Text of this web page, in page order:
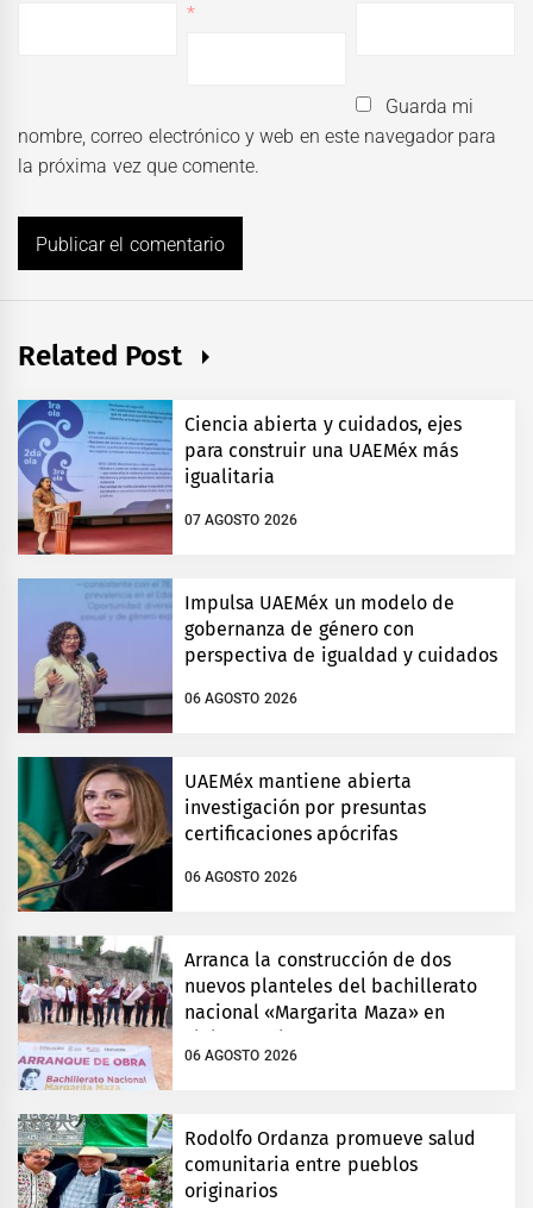
*
Guarda mi
nombre, correo electrónico y web en este navegador para
la próxima vez que comente.
Related Post
Ciencia abierta y cuidados, ejes
para construir una UAEMéx más
igualitaria
07 AGOSTO 2026
Impulsa UAEMéx un modelo de
gobernanza de género con
perspectiva de igualdad y cuidados
06 AGOSTO 2026
UAEMéx mantiene abierta
investigación por presuntas
certificaciones apócrifas
06 AGOSTO 2026
Arranca la construcción de dos
nuevos planteles del bachillerato
nacional «Margarita Maza» en
Tlalnepantla
06 AGOSTO 2026
Rodolfo Ordanza promueve salud
comunitaria entre pueblos
originarios